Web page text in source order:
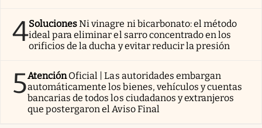
4SolucionesNi vinagre ni bicarbonato: el método
ideal para eliminar el sarro concentrado en los
orificios de la ducha y evitar reducir la presión
5AtenciónOficial | Las autoridades embargan
automáticamente los bienes, vehículos y cuentas
bancarias de todos los ciudadanos y extranjeros
que postergaron el Aviso Final